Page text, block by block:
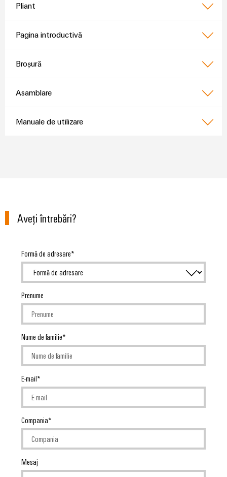
Pliant
Pagina introductivă
Broșură
Asamblare
Manuale de utilizare
Aveţi întrebări?
Formă de adresare
Prenume
Nume de familie
E-mail
Compania
Mesaj